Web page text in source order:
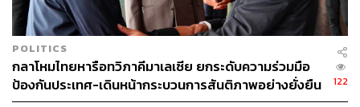
POLITICS
กลาโหมไทยหารือทวิภาคีมาเลเซีย ยกระดับความร่วมมือ
ป้องกันประเทศ-เดินหน้ากระบวนการสันติภาพอย่างยั่งยืน
122